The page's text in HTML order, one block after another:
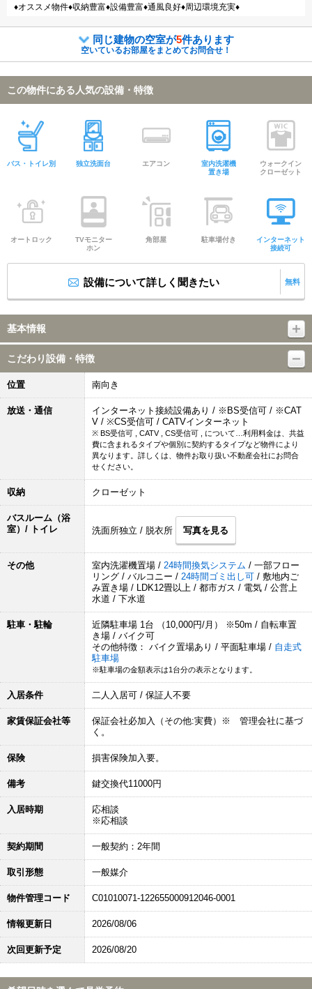
♦オススメ物件♦収納豊富♦設備豊富♦通風良好♦周辺環境充実♦
同じ建物の空室が5件あります
空いているお部屋をまとめてお問合せ！
この物件にある人気の設備・特徴
バス・トイレ別 独立洗面台 エアコン
室内洗濯機
置き場
ウォークイン
クローゼット
オートロック
TVモニター
ホン
角部屋 駐車場付き
インターネット
接続可
設備について詳しく聞きたい 無料
基本情報
こだわり設備・特徴
位置 南向き
放送・通信
インターネット接続設備あり / ※BS受信可 / ※CAT
V / ※CS受信可 / CATVインターネット
※ BS受信可 , CATV , CS受信可 , について…利用料金は、共益
費に含まれるタイプや個別に契約するタイプなど物件により
異なります。詳しくは、物件お取り扱い不動産会社にお問合
せください。
収納 クローゼット
バスルーム（浴
室）/ トイレ
洗面所独立 / 脱衣所 写真を見る
その他 室内洗濯機置場 / 24時間換気システム / 一部フロー
リング / バルコニー / 24時間ゴミ出し可 / 敷地内ご
み置き場 / LDK12畳以上 / 都市ガス / 電気 / 公営上
水道 / 下水道
駐車・駐輪
近隣駐車場 1台 （10,000円/月） ※50m / 自転車置
き場 / バイク可
その他特徴： バイク置場あり / 平面駐車場 / 自走式
駐車場
※駐車場の金額表示は1台分の表示となります。
入居条件 二人入居可 / 保証人不要
家賃保証会社等
保証会社必加入（その他:実費）※ 管理会社に基づ
く。
保険 損害保険加入要。
備考 鍵交換代11000円
入居時期
応相談
※応相談
契約期間 一般契約：2年間
取引形態 一般媒介
物件管理コード C01010071-122655000912046-0001
情報更新日 2026/08/06
次回更新予定 2026/08/20